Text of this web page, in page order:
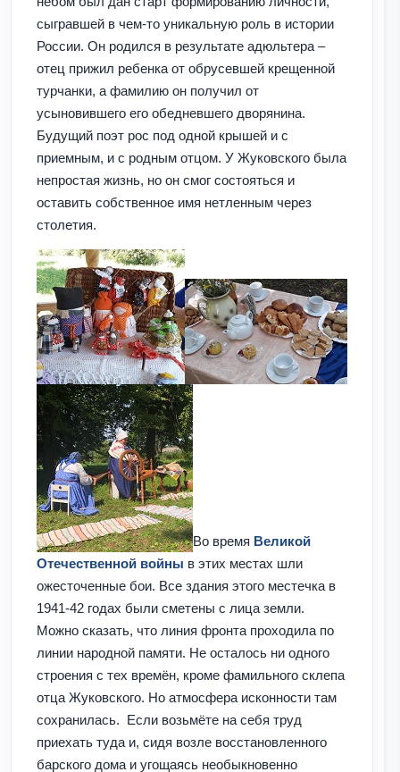
сыгравшей в чем-то уникальную роль в истории
России. Он родился в результате адюльтера –
отец прижил ребенка от обрусевшей крещенной
турчанки, а фамилию он получил от
усыновившего его обедневшего дворянина.
Будущий поэт рос под одной крышей и с
приемным, и с родным отцом. У Жуковского была
непростая жизнь, но он смог состояться и
оставить собственное имя нетленным через
столетия.
Во время Великой
Отечественной войны в этих местах шли
ожесточенные бои. Все здания этого местечка в
1941-42 годах были сметены с лица земли.
Можно сказать, что линия фронта проходила по
линии народной памяти. Не осталось ни одного
строения с тех времён, кроме фамильного склепа
отца Жуковского. Но атмосфера исконности там
сохранилась. Если возьмёте на себя труд
приехать туда и, сидя возле восстановленного
барского дома и угощаясь необыкновенно